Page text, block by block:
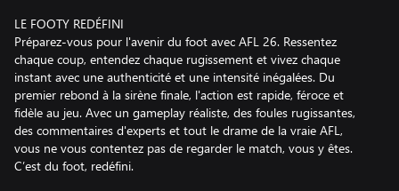
LE FOOTY REDÉFINI
Préparez-vous pour l'avenir du foot avec AFL 26. Ressentez
chaque coup, entendez chaque rugissement et vivez chaque
instant avec une authenticité et une intensité inégalées. Du
premier rebond à la sirène finale, l'action est rapide, féroce et
fidèle au jeu. Avec un gameplay réaliste, des foules rugissantes,
des commentaires d'experts et tout le drame de la vraie AFL,
vous ne vous contentez pas de regarder le match, vous y êtes.
C’est du foot, redéfini.